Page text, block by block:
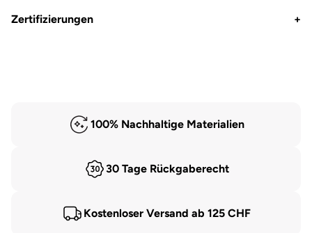
Zertifizierungen +
100% Nachhaltige Materialien
30 Tage Rückgaberecht
Kostenloser Versand ab 125 CHF